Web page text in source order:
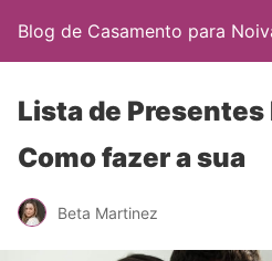
Blog de Casamento para
Lista de
Como fazer a sua
Beta Martinez